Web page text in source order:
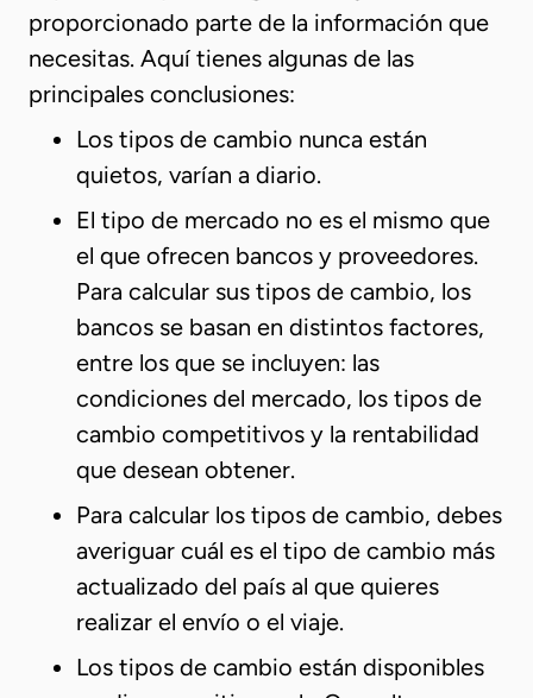
proporcionado parte de la información que
necesitas. Aquí tienes algunas de las
principales conclusiones:
Los tipos de cambio nunca están
quietos, varían a diario.
El tipo de mercado no es el mismo que
el que ofrecen bancos y proveedores.
Para calcular sus tipos de cambio, los
bancos se basan en distintos factores,
entre los que se incluyen: las
condiciones del mercado, los tipos de
cambio competitivos y la rentabilidad
que desean obtener.
Para calcular los tipos de cambio, debes
averiguar cuál es el tipo de cambio más
actualizado del país al que quieres
realizar el envío o el viaje.
Los tipos de cambio están disponibles